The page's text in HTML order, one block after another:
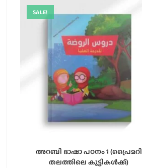
SALE!
അറബി ഭാഷാ പഠനം 1 (പ്രൈമറി
തലത്തിലെ കുട്ടികൾക്ക്)